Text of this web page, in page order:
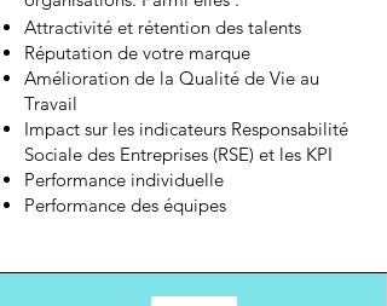
Attractivité et rétention des talents
Réputation de votre marque
Amélioration de la Qualité de Vie au
Travail
Impact sur les indicateurs Responsabilité
Sociale des Entreprises (RSE) et les KPI
Performance individuelle
Performance des équipes